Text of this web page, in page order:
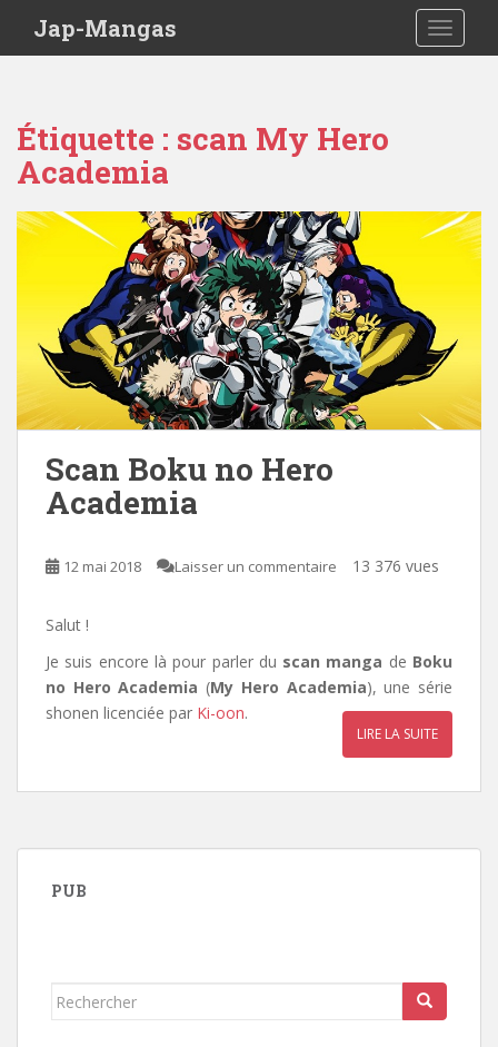
Jap-Mangas
Étiquette : scan My Hero
Academia
Scan Boku no Hero
Academia
12 mai 2018 Laisser un commentaire 13 376 vues
Salut !
Je suis encore là pour parler du scan manga de Boku
no Hero Academia (My Hero Academia), une série
shonen licenciée par Ki-oon.
LIRE LA SUITE
PUB
Rechercher...